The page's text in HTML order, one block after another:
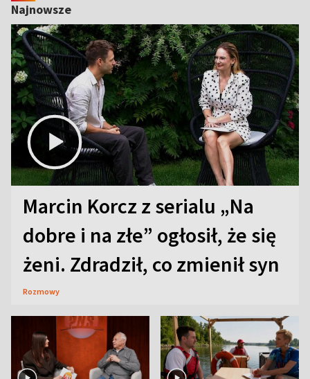
Najnowsze
Marcin Korcz z serialu „Na
dobre i na złe” ogłosił, że się
żeni. Zdradził, co zmienił syn
Rozmowy